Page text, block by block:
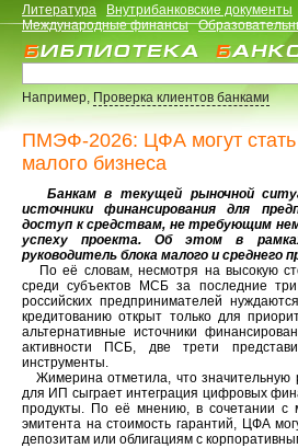
Литература Внутрибанковские документы
Международные финансы
Например,Проверка клиентов банками
ПМЭФ-2026: ЦФА могут стать
малого бизнеса
Банкам в текущей рыночной
источники финансирования для
доступ к средствам, не требующим
успеху проекта. Об этом в
руководитель блока малого и
По её словам, несмотря на высокую
среди субъектов МСБ за последние
российских предпринимателей
кредитованию открыт только для
альтернативные источники
активности ПСБ, две трети
инструменты.
Жимерина отметила, что значительную
для ИП сыграет интеграция цифровых
продукты. По её мнению, в сочетании с
эмитента на стоимость гарантий, ЦФА
депозитам или облигациям с